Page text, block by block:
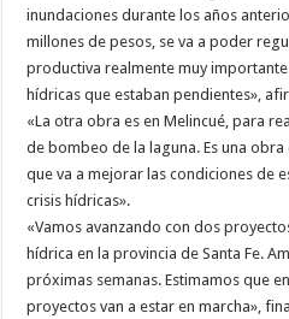
inundaciones durante los años
millones de pesos, se va a poder
productiva realmente muy
hídricas que estaban pendientes»,
«La otra obra es en Melincué, para
de bombeo de la laguna. Es una
que va a mejorar las condiciones de
crisis hídricas».
«Vamos avanzando con dos
hídrica en la provincia de Santa Fe.
próximas semanas. Estimamos que
proyectos van a estar en marcha»,